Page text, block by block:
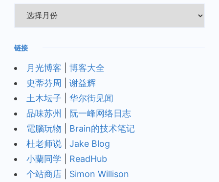
档
链接
月光博客
博客大全
史蒂芬周
谢益辉
土木坛子
华尔街见闻
品味苏州
阮一峰网络日志
電腦玩物
Brain的技术笔记
杜老师说
Jake Blog
小蘭同学
ReadHub
个站商店
Simon Willison